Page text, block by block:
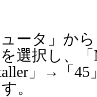
ータ」か
選択し、「
」→「 45
。